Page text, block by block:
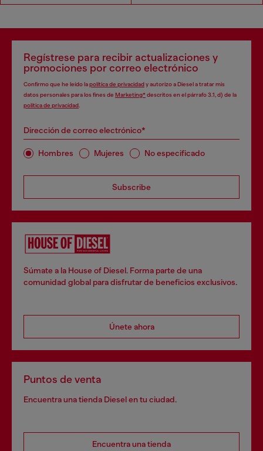
Regístrese para recibir actualizaciones y
promociones por correo electrónico
Confirmo que he leído lapolítica de privacidady autorizo a Diesel a tratar mis
datos personales para los fines de Marketing*descritos en el párrafo 3.1, d) de la
política de privacidad
Dirección de correo electrónico*
Hombres Mujeres No especificado
Subscribe
Súmate a la House of Diesel. Forma parte de una
comunidad global para disfrutar de beneficios exclusivos.
Únete ahora
Puntos de venta
Encuentra una tienda Diesel en tu ciudad.
Encuentra una tienda